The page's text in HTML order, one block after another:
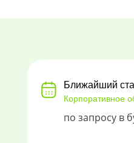
Ближайший
Корпоративное
по запросу в